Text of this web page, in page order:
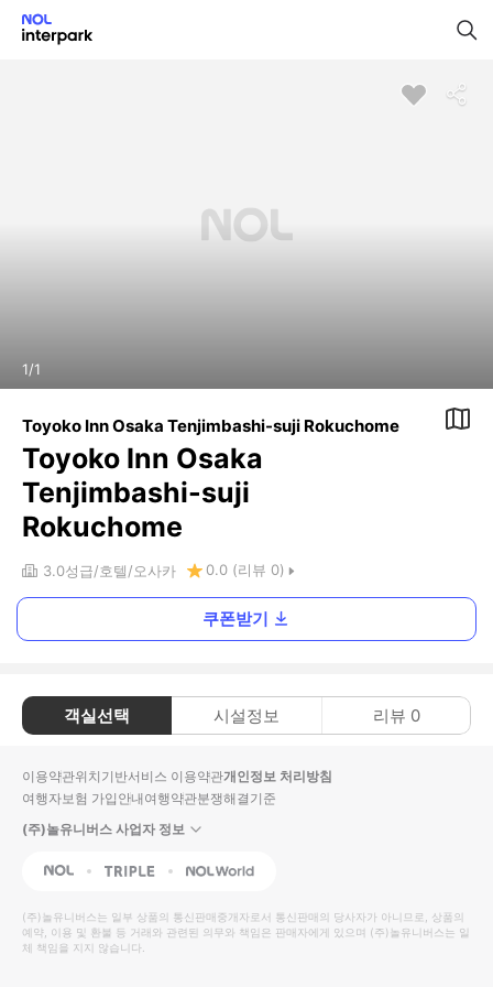
1/1
Toyoko Inn Osaka Tenjimbashi-suji Rokuchome
Toyoko Inn Osaka
Tenjimbashi-suji
Rokuchome
3.0성급 호텔 오사카 0.0 (리뷰 0)
쿠폰받기
객실선택 시설정보 리뷰 0
이용약관위치기반서비스 이용약관개인정보 처리방침
여행자보험 가입안내여행약관분쟁해결기준
(주)놀유니버스 사업자 정보
NOL Triple Interpark Global
(주)놀유니버스는 일부 상품의 통신판매중개자로서 통신판매의 당사자가 아니므로, 상품의
예약, 이용 및 환불 등 거래와 관련된 의무와 책임은 판매자에게 있으며 (주)놀유니버스는 일
체 책임을 지지 않습니다.